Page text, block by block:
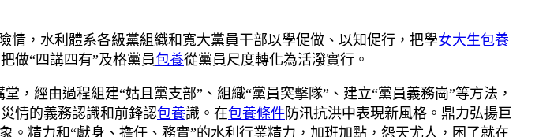
情，水利體系各級黨組織和寬大黨員干部以學促做、以知促行，把學女大生包養
做“四講四有”及格黨員包養從黨員尺度轉化為活潑實行。
堂，經由過程組建“姑且黨支部”、組織“黨員突擊隊”、建立“黨員義務崗”等方法，
情的義務認識和前鋒認包養識。在包養條件防汛抗洪中表現新風格。鼎力弘揚巨
精力和“獻身、擔任、務實”的水利行業精力，加班加點，怨天尤人，困了就在